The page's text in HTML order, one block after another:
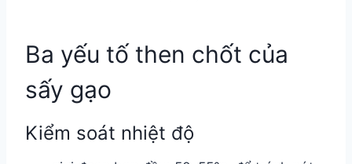
Ba yếu tố then chốt của
sấy gạo
Kiểm soát nhiệt độ